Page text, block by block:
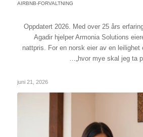
AIRBNB-FORVALTNING
Oppdatert 2026. Med over 25 års
Agadir hjelper Armonia Solutions
nattpris. For en norsk eier av en leilighet
„hvor mye skal jeg ta
juni 21, 2026